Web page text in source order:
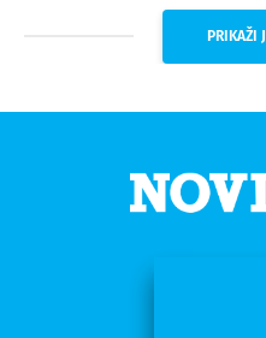
PRIKAŽI